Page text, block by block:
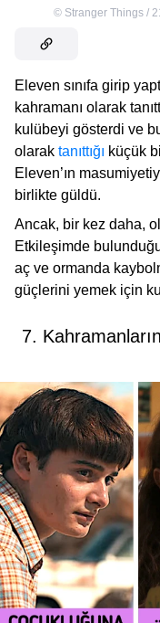
© Stranger Things /
Eleven sınıfa girip
kahramanı olarak
kulübeyi gösterdi ve
olarak tanıttığı küçük
Eleven’ın
birlikte güldü.
Ancak, bir kez daha,
Etkileşimde
aç ve ormanda
güçlerini yemek için
7.